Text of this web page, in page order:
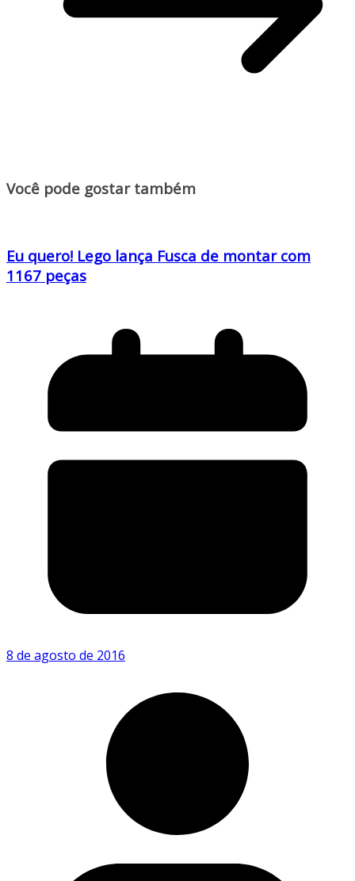
Você pode gostar também
Eu quero! Lego lança Fusca de montar com
1167 peças
8 de agosto de 2016